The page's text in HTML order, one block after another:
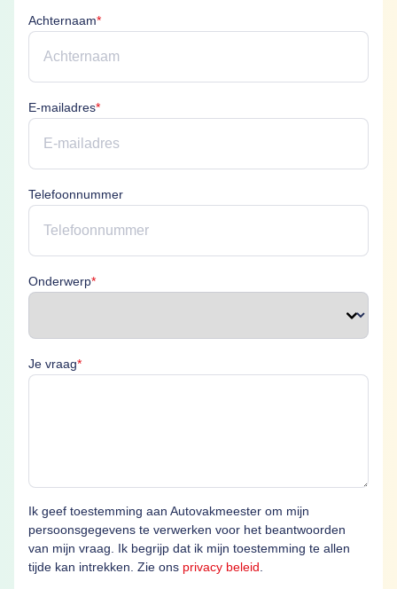
Achternaam*Achternaam is verplicht
E-mailadres*E-mailadres is verplicht
Telefoonnummer
Onderwerp*Onderwerp is verplicht
Je vraag*Je vraag is verplicht
Ik geef toestemming aan Autovakmeester om mijn
persoonsgegevens te verwerken voor het beantwoorden
van mijn vraag. Ik begrijp dat ik mijn toestemming te allen
tijde kan intrekken. Zie ons privacy beleid